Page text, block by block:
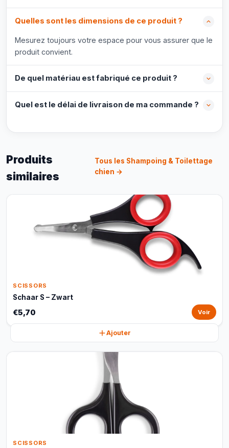
Quelles sont les dimensions de ce produit ?
Mesurez toujours votre espace pour vous assurer que le
produit convient.
De quel matériau est fabriqué ce produit ?
Quel est le délai de livraison de ma commande ?
Produits
similaires
Tous les Shampoing & Toilettage
chien →
SCISSORS
Schaar S – Zwart
€5,70 Voir
Ajouter
SCISSORS